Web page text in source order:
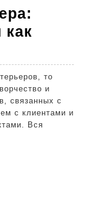
как
и
связанных с
с клиентами и
Вся